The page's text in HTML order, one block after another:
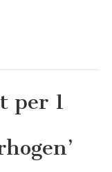
per 1